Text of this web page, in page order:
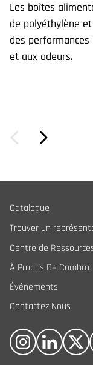
Les boîtes
de polyéthylène
des
et aux odeurs.
Catalogue
Trouver un
Centre de
À Propos De Cambro
Événements
Contactez Nous